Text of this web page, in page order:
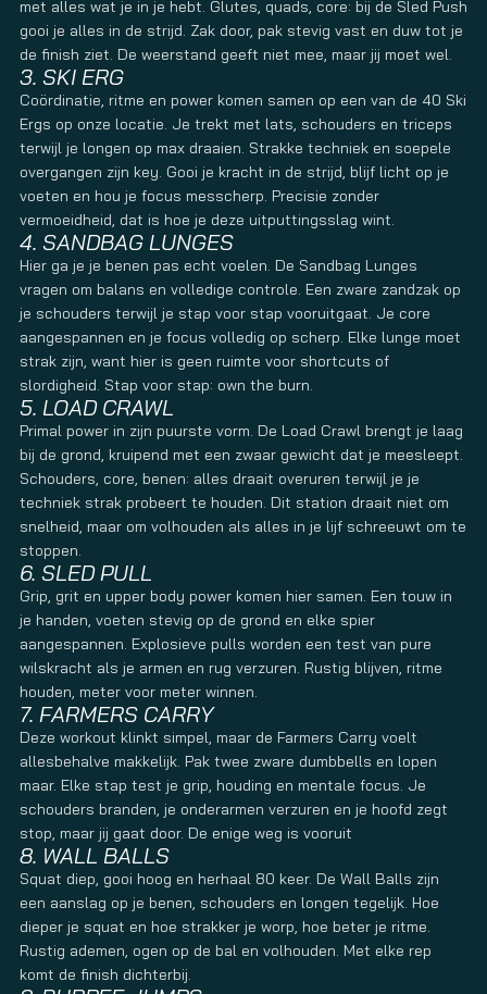
met alles wat je in je hebt. Glutes, quads, core: bij de Sled Push
gooi je alles in de strijd. Zak door, pak stevig vast en duw tot je
de finish ziet. De weerstand geeft niet mee, maar jij moet wel.
3. SKI ERG
Coördinatie, ritme en power komen samen op een van de 40 Ski
Ergs op onze locatie. Je trekt met lats, schouders en triceps
terwijl je longen op max draaien. Strakke techniek en soepele
overgangen zijn key. Gooi je kracht in de strijd, blijf licht op je
voeten en hou je focus messcherp. Precisie zonder
vermoeidheid, dat is hoe je deze uitputtingsslag wint.
4. SANDBAG LUNGES
Hier ga je je benen pas echt voelen. De Sandbag Lunges
vragen om balans en volledige controle. Een zware zandzak op
je schouders terwijl je stap voor stap vooruitgaat. Je core
aangespannen en je focus volledig op scherp. Elke lunge moet
strak zijn, want hier is geen ruimte voor shortcuts of
slordigheid. Stap voor stap: own the burn.
5. LOAD CRAWL
Primal power in zijn puurste vorm. De Load Crawl brengt je laag
bij de grond, kruipend met een zwaar gewicht dat je meesleept.
Schouders, core, benen: alles draait overuren terwijl je je
techniek strak probeert te houden. Dit station draait niet om
snelheid, maar om volhouden als alles in je lijf schreeuwt om te
stoppen.
6. SLED PULL
Grip, grit en upper body power komen hier samen. Een touw in
je handen, voeten stevig op de grond en elke spier
aangespannen. Explosieve pulls worden een test van pure
wilskracht als je armen en rug verzuren. Rustig blijven, ritme
houden, meter voor meter winnen.
7. FARMERS CARRY
Deze workout klinkt simpel, maar de Farmers Carry voelt
allesbehalve makkelijk. Pak twee zware dumbbells en lopen
maar. Elke stap test je grip, houding en mentale focus. Je
schouders branden, je onderarmen verzuren en je hoofd zegt
stop, maar jij gaat door. De enige weg is vooruit
8. WALL BALLS
Squat diep, gooi hoog en herhaal 80 keer. De Wall Balls zijn
een aanslag op je benen, schouders en longen tegelijk. Hoe
dieper je squat en hoe strakker je worp, hoe beter je ritme.
Rustig ademen, ogen op de bal en volhouden. Met elke rep
komt de finish dichterbij.